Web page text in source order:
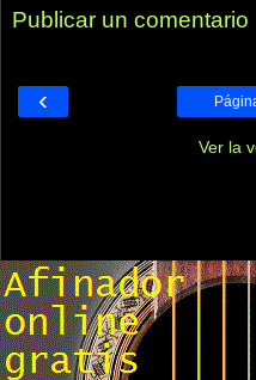
Publicar un comentario
‹
Ver la